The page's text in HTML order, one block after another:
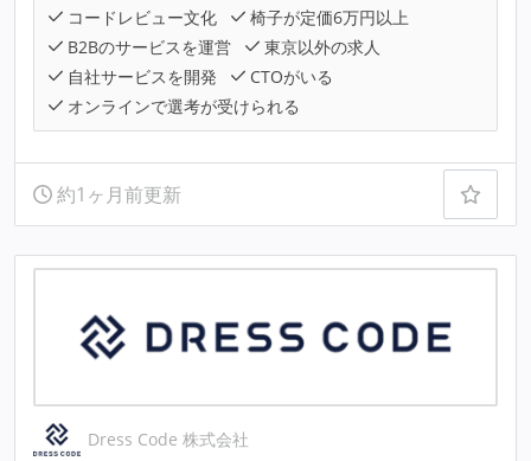
コードレビュー文化
椅子が定価6万円以上
B2Bのサービスを運営
東京以外の求人
自社サービスを開発
CTOがいる
オンラインで選考が受けられる
約1ヶ月前更新
Dress Code 株式会社